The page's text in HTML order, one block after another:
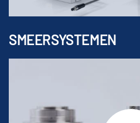
SMEERSYSTEMEN